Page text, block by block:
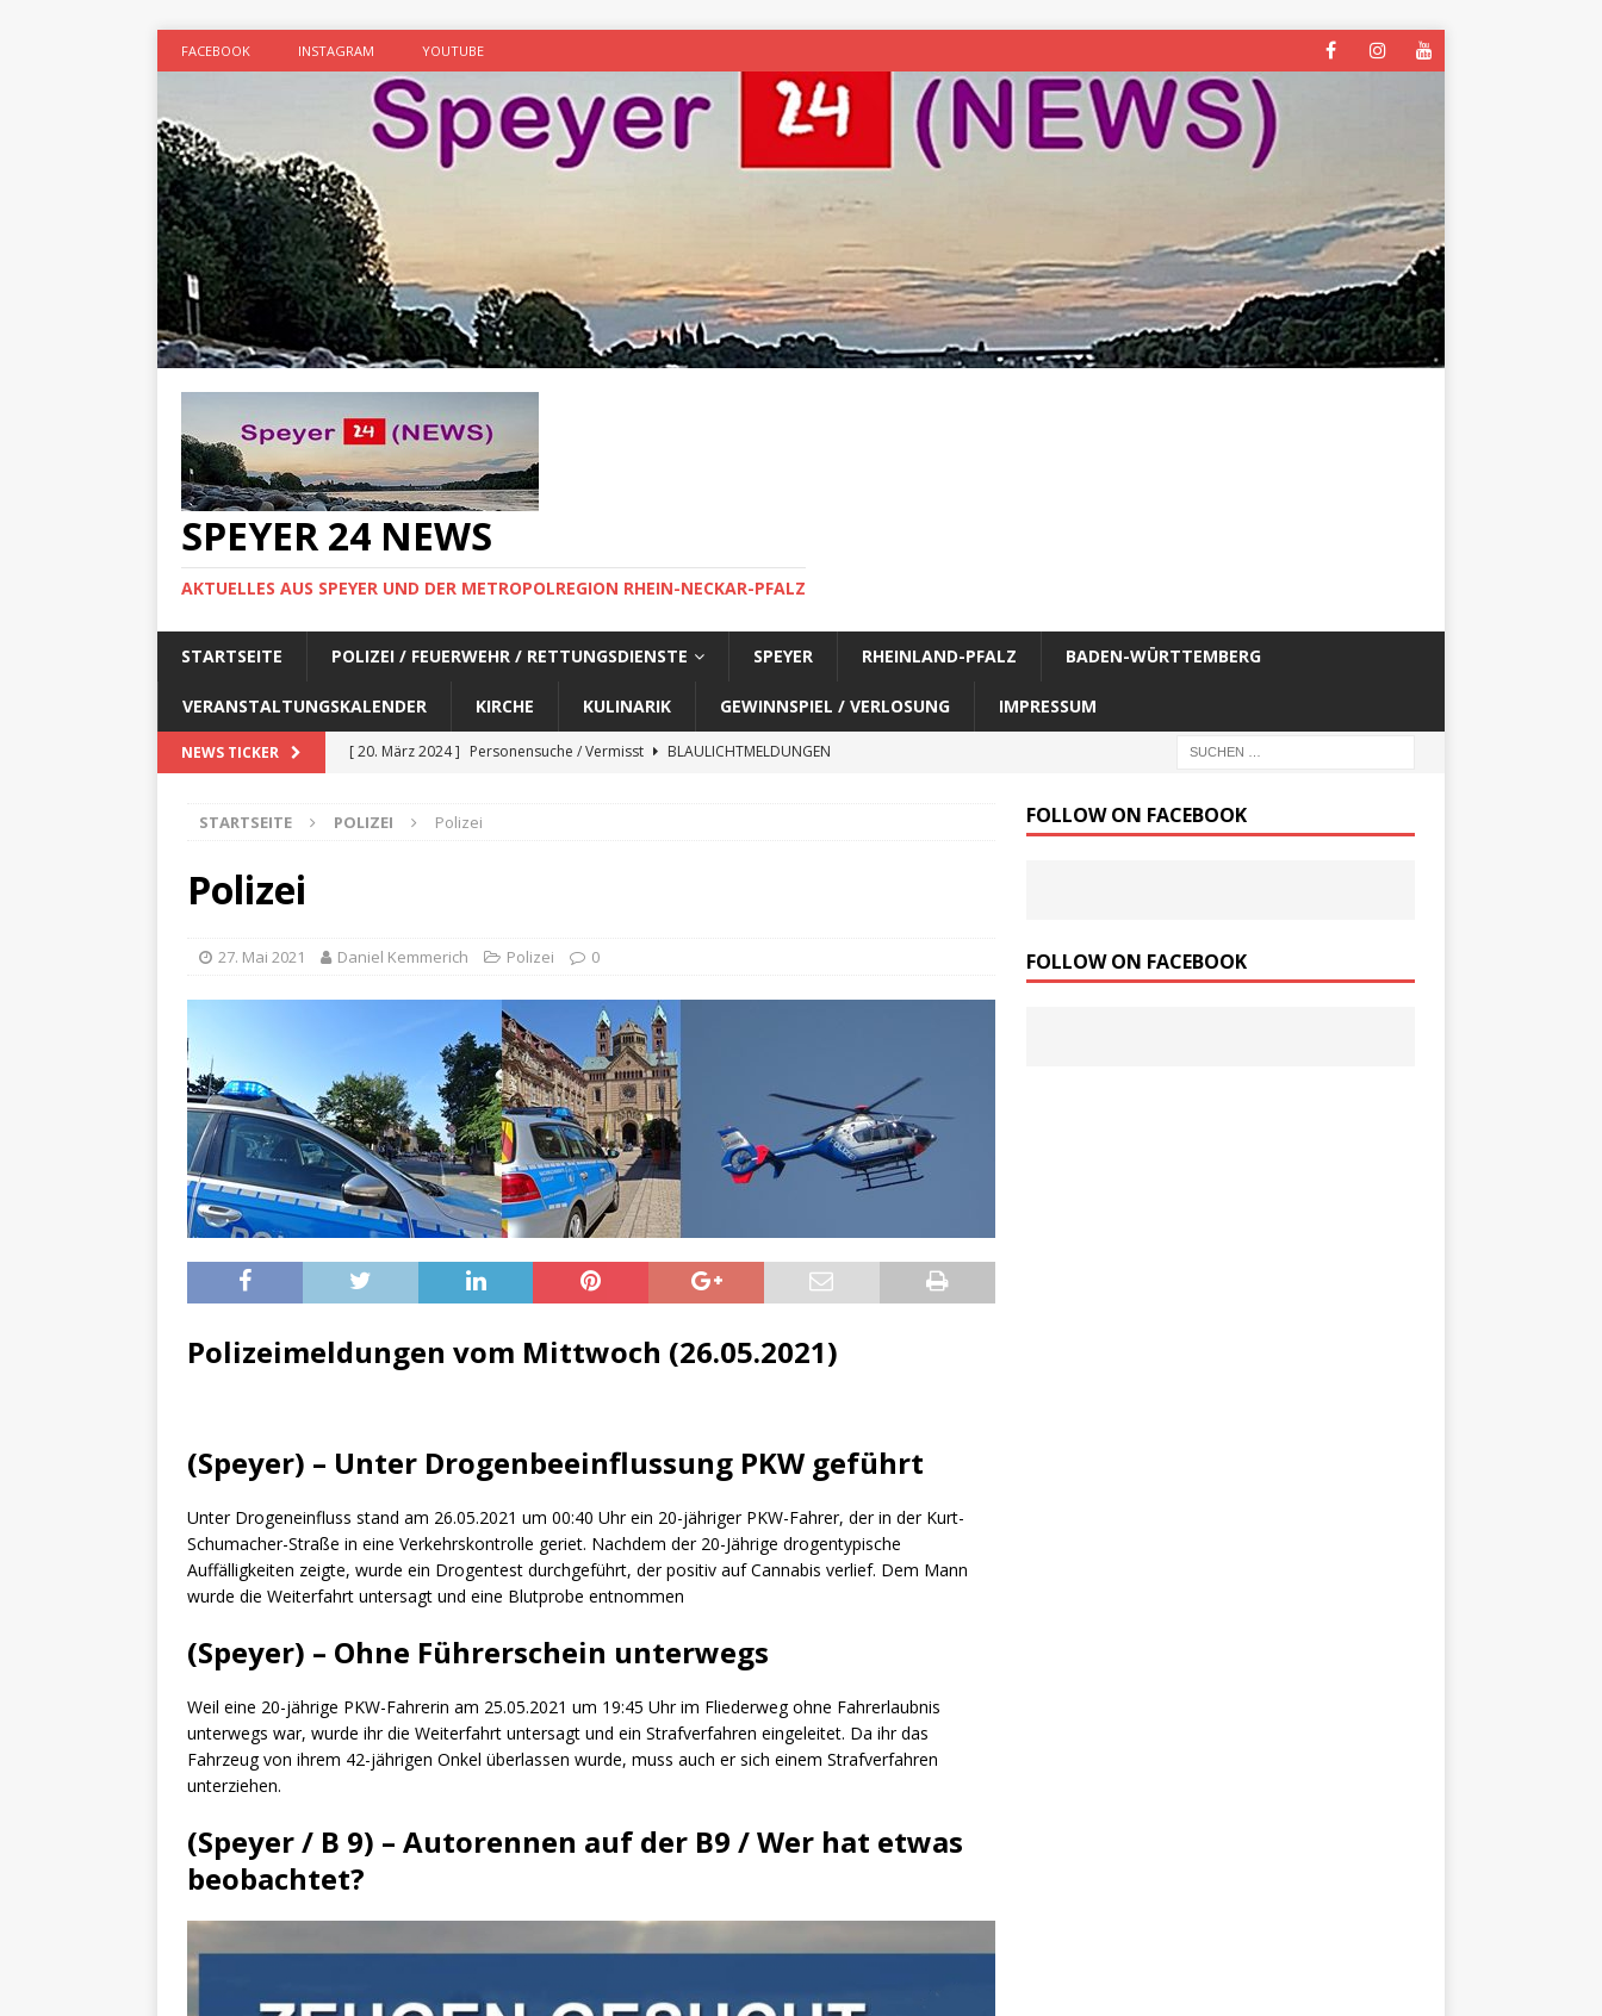
FACEBOOK INSTAGRAM YOUTUBE
SPEYER 24 NEWS
AKTUELLES AUS SPEYER UND DER METROPOLREGION RHEIN-NECKAR-PFALZ
STARTSEITE POLIZEI / FEUERWEHR / RETTUNGSDIENSTE SPEYER RHEINLAND-PFALZ BADEN-WÜRTTEMBERG
VERANSTALTUNGSKALENDER KIRCHE KULINARIK GEWINNSPIEL / VERLOSUNG IMPRESSUM
NEWS TICKER [ 20. März 2024 ] Personensuche / Vermisst
BLAULICHTMELDUNGEN
[ 17. März 2024 ] Personensuche / Vermisst
[ 29. Februar 2024 ]
Personensuche / Vermisst
[ 6. Februar 2024 ]
Aktuelle Warnmeldung der Polizei
[ 16. Dezember 2023 ] Personensuche / Öffentlichkeitsfahndung
BLAULICHTMELDUNGEN
[ 11. November 2023 ] Personensuche / Vermisste Person
BLAULICHTMELDUNGEN
[ 31. Oktober 2023 ] Eilmeldung Polizei
BLAULICHTMELDUNGEN
[ 19. Oktober 2023 ] Öffentlichkeitsfahndung
BLAULICHTMELDUNGEN
[ 15. April 2023 ] Natur/Umwelt – Militärischer Übungsplatz Dudenhofen / Speyer
UMWELT
& NATUR
BADEN-WÜRTTEMBERG
[ 5. Mai 2025 ]
Deutsche Equipe gewinnt vor der Schweiz den Longines EEF Nations Cup im
MVV-Reitstadion
BADEN-WÜRTTEMBERG
[ 4. Mai 2025 ]
Technik Museum Speyer / Brazzeltag
SPEYER
[ 4. Mai 2025 ] Veranstaltung / Speyer
SPEYER
[ 29. März 2024 ]
Polizei / Konsumcannabisgesetz (KCanG)
STARTSEITE POLIZEI Polizei
Polizei
27. Mai 2021 Daniel Kemmerich Polizei 0
Polizeimeldungen vom Mittwoch (26.05.2021)
(Speyer) – Unter Drogenbeeinflussung PKW geführt
Unter Drogeneinfluss stand am 26.05.2021 um 00:40 Uhr ein 20-jähriger PKW-Fahrer, der in der Kurt-
Schumacher-Straße in eine Verkehrskontrolle geriet. Nachdem der 20-Jährige drogentypische
Auffälligkeiten zeigte, wurde ein Drogentest durchgeführt, der positiv auf Cannabis verlief. Dem Mann
wurde die Weiterfahrt untersagt und eine Blutprobe entnommen
(Speyer) – Ohne Führerschein unterwegs
Weil eine 20-jährige PKW-Fahrerin am 25.05.2021 um 19:45 Uhr im Fliederweg ohne Fahrerlaubnis
unterwegs war, wurde ihr die Weiterfahrt untersagt und ein Strafverfahren eingeleitet. Da ihr das
Fahrzeug von ihrem 42-jährigen Onkel überlassen wurde, muss auch er sich einem Strafverfahren
unterziehen.
(Speyer / B 9) – Autorennen auf der B9 / Wer hat etwas
beobachtet?
FOLLOW ON FACEBOOK
FOLLOW ON FACEBOOK